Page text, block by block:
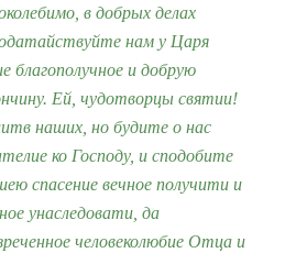
в добрых делах
нам у Царя
благополучное и добрую
Ей, чудотворцы святии!
наших, но будите о нас
ко Господу, и сподобите
спасение вечное получити и
унаследовати, да
человеколюбие Отца и